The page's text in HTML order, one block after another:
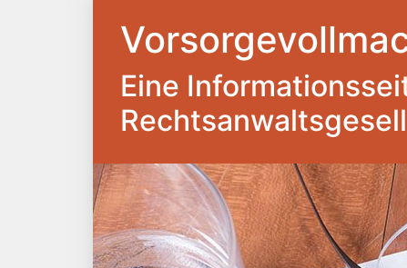
Eine